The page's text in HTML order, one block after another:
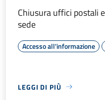
Chiusura uffici postali
sede
Accesso all'informazione
LEGGI DI PIÙ